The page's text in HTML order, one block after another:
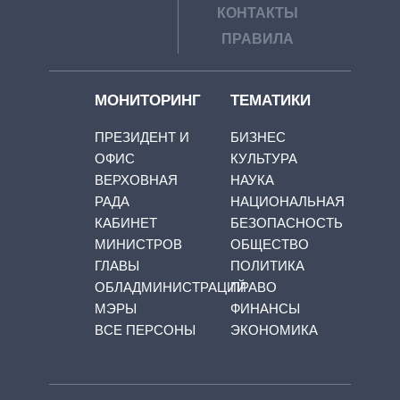
КОНТАКТЫ
ПРАВИЛА
МОНИТОРИНГ
ПРЕЗИДЕНТ И
ОФИС
ВЕРХОВНАЯ
РАДА
КАБИНЕТ
МИНИСТРОВ
ГЛАВЫ
ОБЛАДМИНИСТРАЦИЙ
МЭРЫ
ВСЕ ПЕРСОНЫ
ТЕМАТИКИ
БИЗНЕС
КУЛЬТУРА
НАУКА
НАЦИОНАЛЬНАЯ
БЕЗОПАСНОСТЬ
ОБЩЕСТВО
ПОЛИТИКА
ПРАВО
ФИНАНСЫ
ЭКОНОМИКА